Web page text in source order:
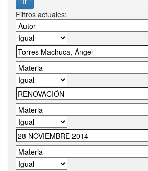
Filtros actuales: